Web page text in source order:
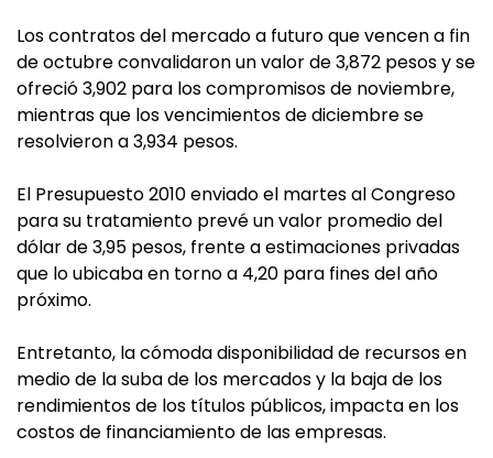
Los contratos del mercado a futuro que vencen a fin
de octubre convalidaron un valor de 3,872 pesos y se
ofreció 3,902 para los compromisos de noviembre,
mientras que los vencimientos de diciembre se
resolvieron a 3,934 pesos.
El Presupuesto 2010 enviado el martes al Congreso
para su tratamiento prevé un valor promedio del
dólar de 3,95 pesos, frente a estimaciones privadas
que lo ubicaba en torno a 4,20 para fines del año
próximo.
Entretanto, la cómoda disponibilidad de recursos en
medio de la suba de los mercados y la baja de los
rendimientos de los títulos públicos, impacta en los
costos de financiamiento de las empresas.